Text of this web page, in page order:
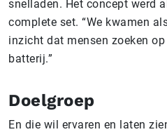
snelladen. Het concept werd
complete set. “We kwamen
inzicht dat mensen zoeken
batterij.”
Doelgroep
En die wil ervaren en laten